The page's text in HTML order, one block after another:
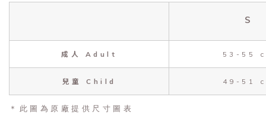
S
成人 Adult 53-55
兒童 Child 49-51
＊此圖為原廠提供尺寸圖表